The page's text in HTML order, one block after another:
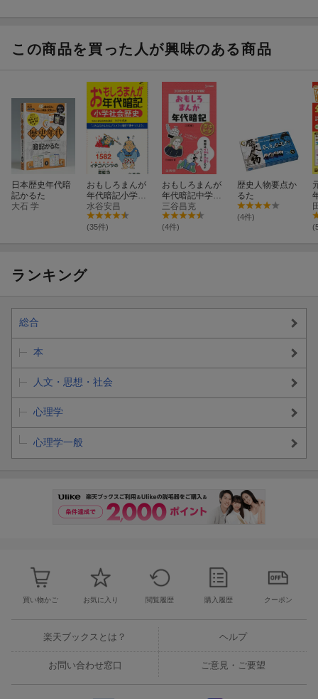
この商品を買った人が興味のある商品
日本歴史年代暗
記かるた
大石 学
おもしろまんが
年代暗記小学社
会歴史
水谷安昌
(35件)
おもしろまんが
年代暗記中学歴
史3訂版
三谷昌克
(4件)
歴史人物要点か
るた
(4件)
ランキング
総合
本
人文・思想・社会
心理学
心理学一般
買い物かご お気に入り 閲覧履歴 購入履歴 クーポン
楽天ブックスとは？ ヘルプ
お問い合わせ窓口 ご意見・ご要望